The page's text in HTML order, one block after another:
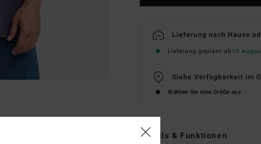
Lieferung nach Hause
Lieferung geplant ab10
Siehe Verfügbarkeit im
Wählen Sie eine Größe aus
Details & Funktionen